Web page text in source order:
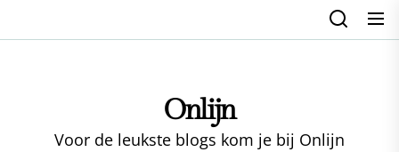
Onlijn
Voor de leukste blogs kom je bij Onlijn